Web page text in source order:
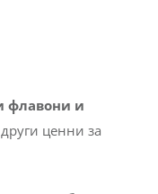
флавони и
ценни за